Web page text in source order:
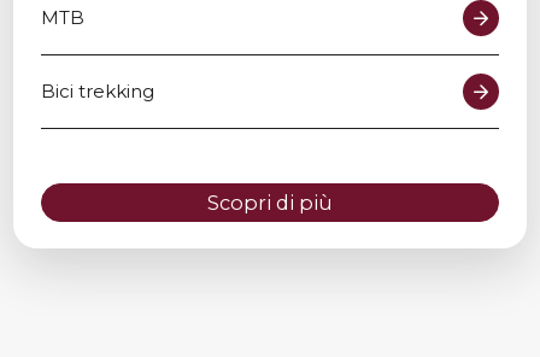
MTB
Bici trekking
Scopri di più